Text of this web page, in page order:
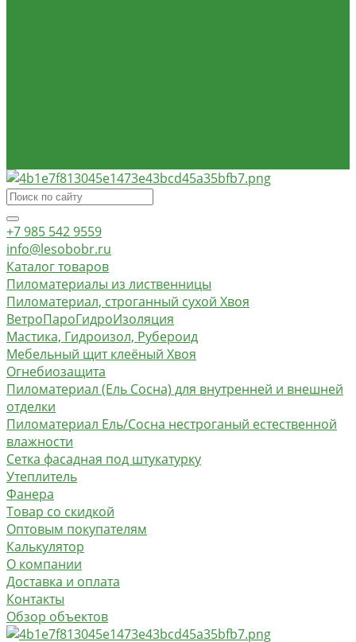
+7 985 542 9559
info@lesobobr.ru
Каталог товаров
Пиломатериалы из лиственницы
Пиломатериал, строганный сухой Хвоя
ВетроПароГидроИзоляция
Мастика, Гидроизол, Рубероид
Мебельный щит клеёный Хвоя
Огнебиозащита
Пиломатериал (Ель Сосна) для внутренней и внешней
отделки
Пиломатериал Ель/Сосна нестроганый естественной
влажности
Сетка фасадная под штукатурку
Утеплитель
Фанера
Товар со скидкой
Оптовым покупателям
Калькулятор
О компании
Доставка и оплата
Контакты
Обзор объектов